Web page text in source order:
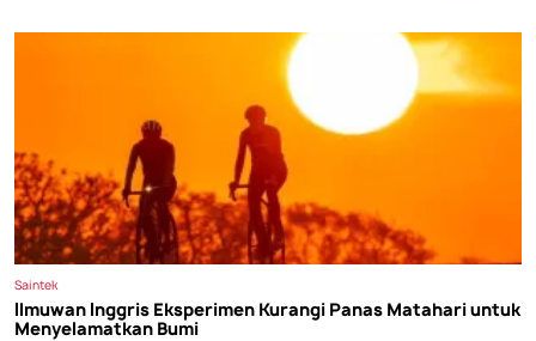
Saintek
Ilmuwan Inggris Eksperimen Kurangi Panas Matahari untuk
Menyelamatkan Bumi